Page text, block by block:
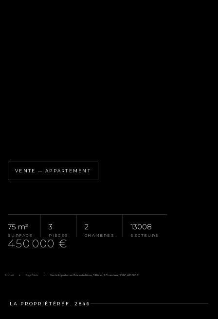
VENTE — APPARTEMENT
75 m²
SURFACE
3
PIÈCES
2
CHAMBRES
13008
SECTEURS
450 000 €
Accueil Pays D'Aix Vente Appartement Marseille 8ème, 3 Pièces, 2 Chambres, 75 M², 450 000 €
LA PROPRIÉTÉ RÉF. 2846